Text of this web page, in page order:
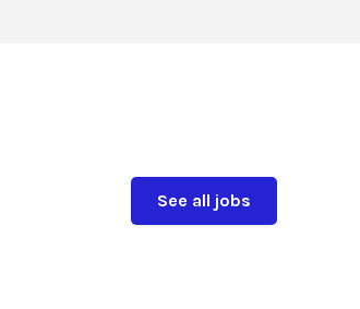
See all jobs